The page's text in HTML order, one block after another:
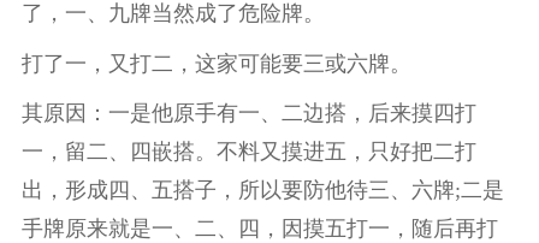
了，一、九牌当然成了危险牌。
打了一，又打二，这家可能要三或六牌。
其原因：一是他原手有一、二边搭，后来摸四打
一，留二、四嵌搭。不料又摸进五，只好把二打
出，形成四、五搭子，所以要防他待三、六牌;二是
手牌原来就是一、二、四，因摸五打一，随后再打